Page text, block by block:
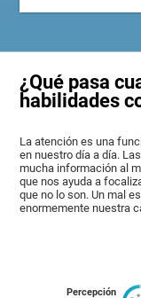
¿Qué pasa
habilidades
La atención es una
en nuestro día a día.
mucha información al
que nos ayuda a
que no lo son. Un mal
enormemente nuestra
Percepción